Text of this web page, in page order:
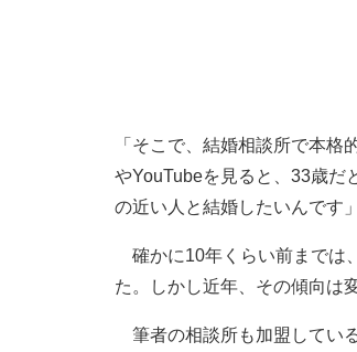
「そこで、結婚相談所で本
やYouTubeを見ると、33歳だ
の近い人と結婚したいんです」
確かに10年くらい前までは
た。しかし近年、その傾向は
筆者の相談所も加盟してい